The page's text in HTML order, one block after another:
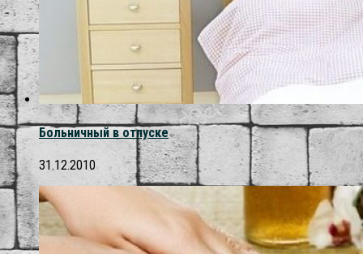
Больничный в отпуске
31.12.2010